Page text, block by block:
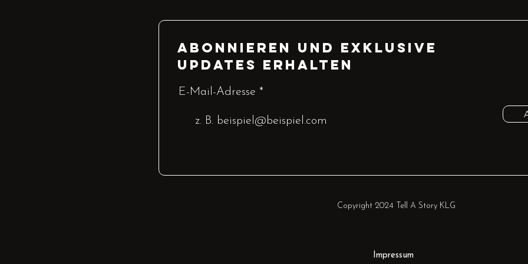
Abonnieren und exklusive
Updates erhalten
E-Mail-Adresse
Copyright 2024 Tell A Story KLG
Impressum